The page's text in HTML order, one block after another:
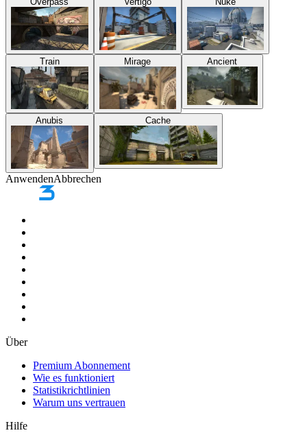
Train Mirage Ancient
Anubis Cache
AnwendenAbbrechen
Über
Premium Abonnement
Wie es funktioniert
Statistikrichtlinien
Warum uns vertrauen
Hilfe